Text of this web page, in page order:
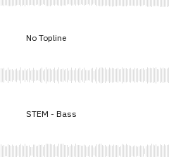
No Topline
STEM - Bass